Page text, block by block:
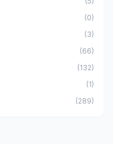
(0)
(3)
(66)
(132)
(1)
(289)